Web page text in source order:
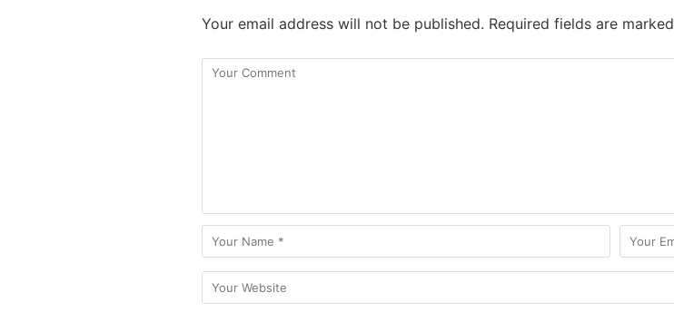
Your email address will not be published. Required fields are marked